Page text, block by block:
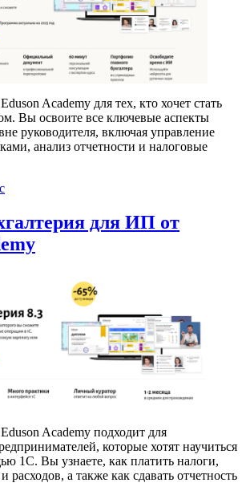
Academy для тех, кто хочет стать
Вы освоите все ключевые аспекты
руководителя, включая управление
анализ отчетности и налоговые
для ИП от
Academy подходит для
которые хотят научиться
1С. Вы узнаете, как платить налоги,
расходов, а также как сдавать отчетность